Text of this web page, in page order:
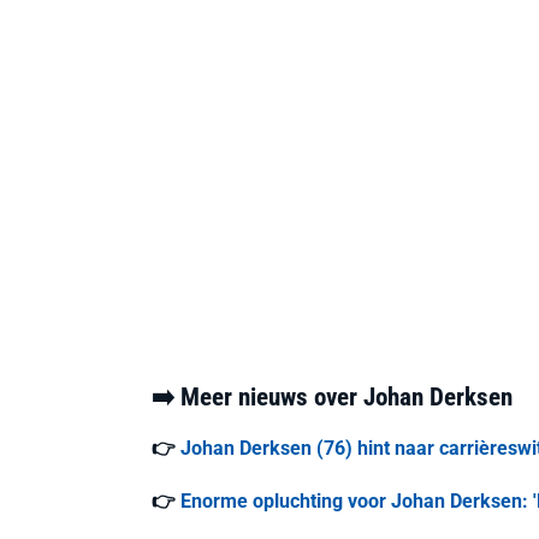
➡️ Meer nieuws over Johan Derksen
👉 Johan Derksen (76) hint naar
👉 Enorme opluchting voor Johan Derksen: